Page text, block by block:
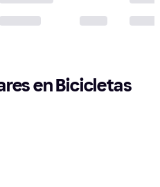
en Bicicletas